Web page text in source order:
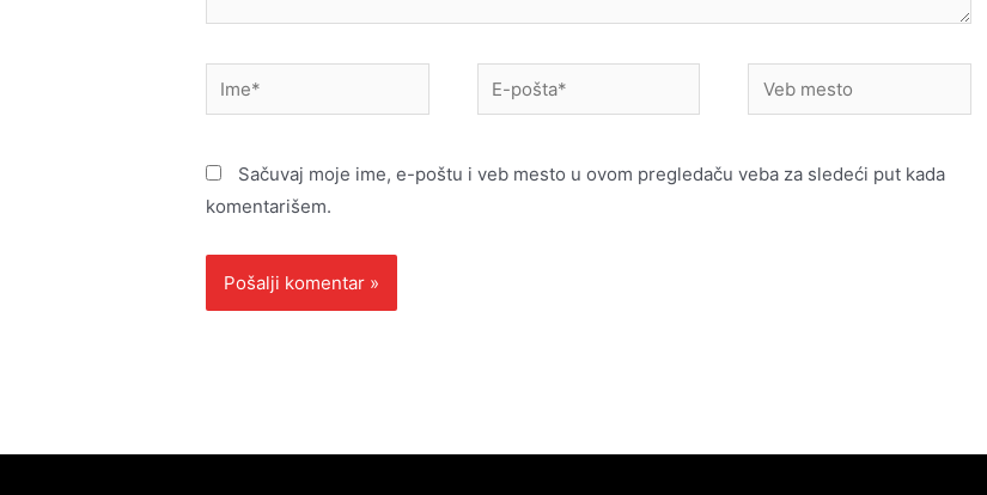
Ime*
E-
pošta*
Veb
mesto
Sačuvaj moje ime, e-poštu i veb mesto u ovom pregledaču veba za sledeći put kada
komentarišem.